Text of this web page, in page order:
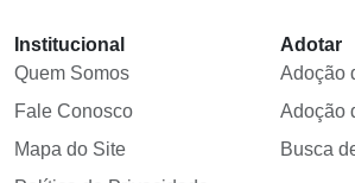
Institucional
Quem Somos
Fale Conosco
Mapa do Site
Adotar
Adoção
Adoção
Busca